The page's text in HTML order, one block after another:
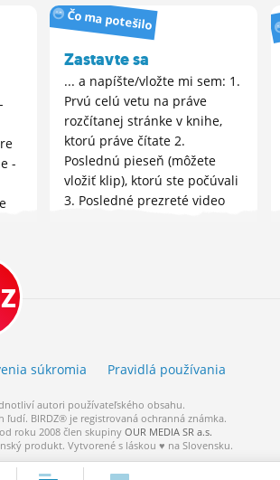
-
Čo ma potešilo
Zastavte sa
... a napíšte/vložte mi sem: 1.
Prvú celú vetu na práve
rozčítanej stránke v knihe,
ktorú práve čítate 2.
Poslednú pieseň (môžete
vložiť klip), ktorú ste počúvali
3. Posledné prezreté video
súkromia Pravidlá používania
autori používateľského obsahu.
ľudí. BIRDZ® je registrovaná ochranná známka.
roku 2008 člen skupinyOUR MEDIA SR a.s.
produkt. Vytvorené s láskou ♥ na Slovensku.